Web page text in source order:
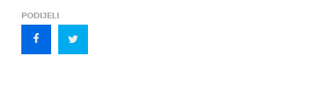
PODIJELI